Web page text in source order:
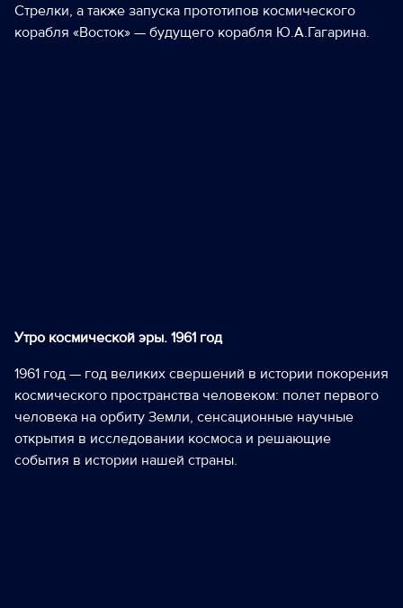
Стрелки, а также запуска прототипов космического
корабля «Восток» — будущего корабля Ю.А.Гагарина.
Утро космической эры. 1961 год
1961 год — год великих свершений в истории покорения
космического пространства человеком: полет первого
человека на орбиту Земли, сенсационные научные
открытия в исследовании космоса и решающие
события в истории нашей страны.